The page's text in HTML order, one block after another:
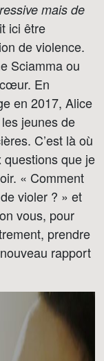
mais de
ici être
de violence.
Sciamma ou
En
en 2017, Alice
jeunes de
C’est là où
que je
« Comment
violer ? » et
vous, pour
prendre
rapport